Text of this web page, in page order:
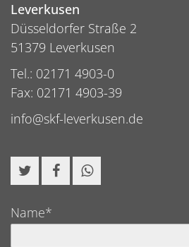
Leverkusen
Düsseldorfer Straße 2
51379 Leverkusen
Tel.: 02171 4903-0
Fax: 02171 4903-39
info@skf-leverkusen.de
Name*